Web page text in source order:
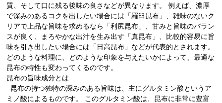
質、そして口に残る後味の良さなどが異なります。 例えば、濃厚
で深みのあるコクを出したい場合には「羅臼昆布」、雑味のないク
リアで上品な旨味を求めるなら「利尻昆布」、甘みと旨味のバラン
スが良く、まろやかな出汁を生み出す「真昆布」、比較的容易に旨
味を引き出したい場合には「日高昆布」などが代表的とされます。
どのような料理に、どのような印象を与えたいかによって、最適な
昆布の特性も変わってくるのです。
昆布の旨味成分とは
昆布の持つ独特の深みのある旨味は、主にグルタミン酸というア
ミノ酸によるものです。 このグルタミン酸は、昆布に非常に豊富